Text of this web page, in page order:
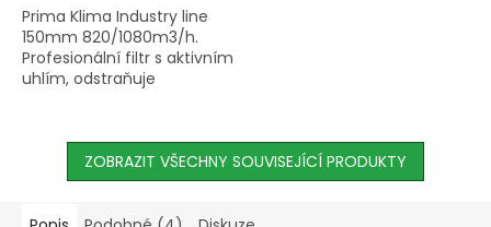
Prima Klima Industry line
150mm 820/1080m3/h.
Profesionální filtr s aktivním
uhlím, odstraňuje
ZOBRAZIT VŠECHNY SOUVISEJÍCÍ PRODUKTY